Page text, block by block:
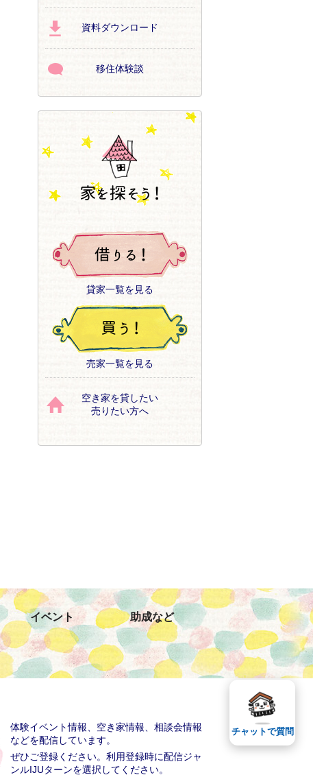
資料ダウンロード
移住体験談
貸家一覧を見る
売家一覧を見る
空き家を貸したい
売りたい方へ
イベント 助成など
体験イベント情報、空き家情報、相談会情報
などを配信しています。
ぜひご登録ください。利用登録時に配信ジャ
ンルIJUターンを選択してください。
チャットで質問